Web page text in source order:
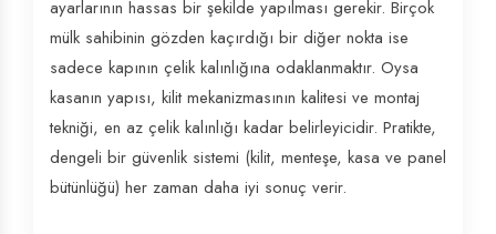
ayarlarının hassas bir şekilde yapılması gerekir. Birçok
mülk sahibinin gözden kaçırdığı bir diğer nokta ise
sadece kapının çelik kalınlığına odaklanmaktır. Oysa
kasanın yapısı, kilit mekanizmasının kalitesi ve montaj
tekniği, en az çelik kalınlığı kadar belirleyicidir. Pratikte,
dengeli bir güvenlik sistemi (kilit, menteşe, kasa ve panel
bütünlüğü) her zaman daha iyi sonuç verir.